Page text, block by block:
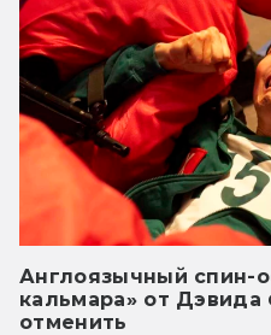
Англоязычный спин-
кальмара» от
отменить